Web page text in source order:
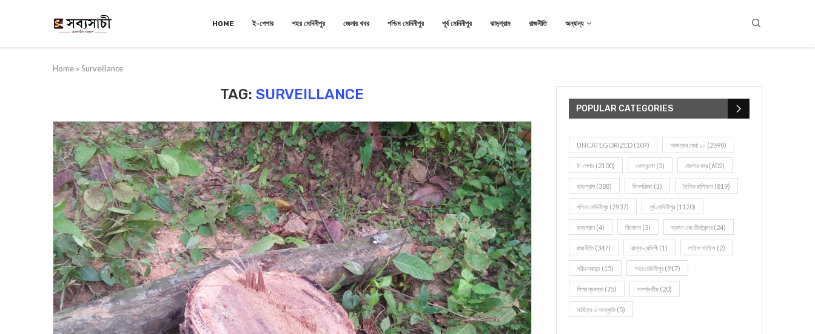
HOME ই-পেপার শহর মেদিনীপুর জেলার খবর পশ্চিম মেদিনীপুর পূর্ব মেদিনীপুর ঝাড়গ্রাম রাজনীতি অন্যান্য
Home » Surveillance
TAG:SURVEILLANCE
POPULAR CATEGORIES
UNCATEGORIZED (107) আজকের সেরা ১০ (2598)
ই-পেপার (2100) খেলাধূলো (5) জেলার খবর (602)
ঝাড়গ্রাম (388) দিনপঞ্জিকা (1) দৈনিক রাশিফল (819)
পশ্চিম মেদিনীপুর (2937) পূর্ব মেদিনীপুর (1120)
বন্যপ্রাণ (4) বিনোদন (3) ভ্রমণ এবং তীর্থকেন্দ্র (24)
রাজনীতি(347) রান্না-রেসিপী (1) লাইফ স্টাইল (2)
শরীর স্বাস্থ্য (15) শহর মেদিনীপুর (917)
শিক্ষা ব্যবস্থা (75) সম্পাদকীয় (20)
সাহিত্য ও সংস্কৃতি(5)